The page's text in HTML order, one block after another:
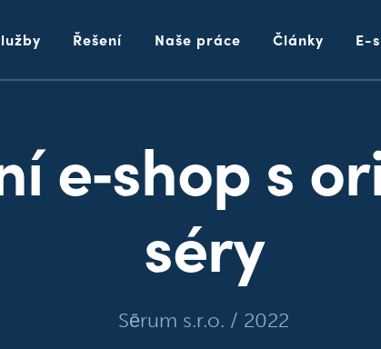
Řešení Naše práce Články E-
e‑shop s
séry
Sērum s.r.o. / 2022